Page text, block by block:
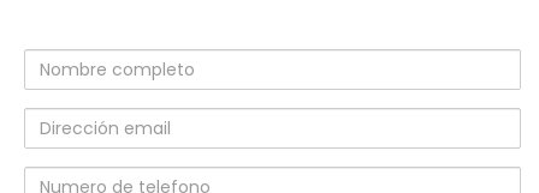
Nombre
completo
Dirección
email
Numero